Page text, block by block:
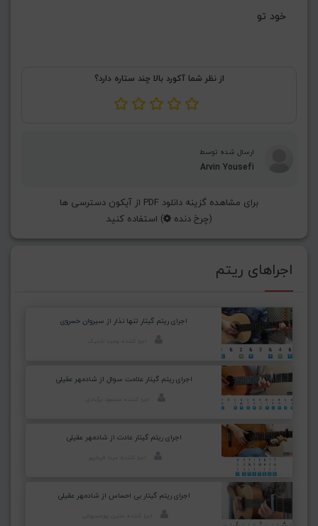
خود تو
از نظر شما آکورد بالا چند ستاره دارد؟
ارسال شده توسط
Arvin Yousefi
برای مشاهده گزینه دانلود PDF از آیکون دسترسی ها
(چرخ دنده ) استفاده کنید
اجراهای ریتم
اجرای ریتم گیتار تنها نذار از سیروان خسروی
اجرای ریتم گیتار علامت سوال از شادمهر عقیلی
اجرای ریتم گیتار عادت از شادمهر عقیلی
اجرای ریتم گیتار بی احساس از شادمهر عقیلی